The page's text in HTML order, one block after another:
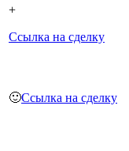
+
Ссылка на сделку
🙂Ссылка на сделку